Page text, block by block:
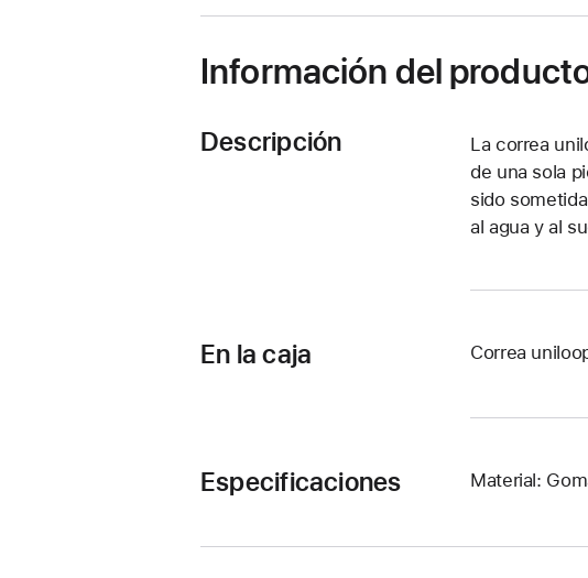
Información del
Descripción
La correa
de una sola
sido
al agua y al
En la caja Correa
Especificaciones Material: